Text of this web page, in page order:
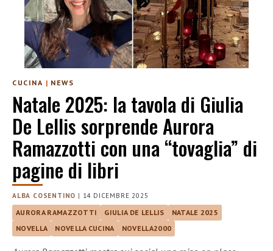
CUCINA | NEWS
Natale 2025: la tavola di Giulia
De Lellis sorprende Aurora
Ramazzotti con una “tovaglia” di
pagine di libri
ALBA COSENTINO | 14 DICEMBRE 2025
AURORA RAMAZZOTTI GIULIA DE LELLIS
NATALE 2025
NOVELLA
NOVELLA CUCINA NOVELLA2000